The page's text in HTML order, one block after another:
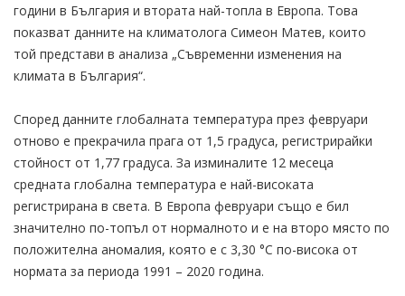
години в България и втората най-топла в Европа. Това
показват данните на климатолога Симеон Матев, които
той представи в анализа „Съвременни изменения на
климата в България“.
Според данните глобалната температура през февруари
отново е прекрачила прага от 1,5 градуса, регистрирайки
стойност от 1,77 градуса. За изминалите 12 месеца
средната глобална температура е най-високата
регистрирана в света. В Европа февруари също е бил
значително по-топъл от нормалното и е на второ място по
положителна аномалия, която е с 3,30 °C по-висока от
нормата за периода 1991 – 2020 година.